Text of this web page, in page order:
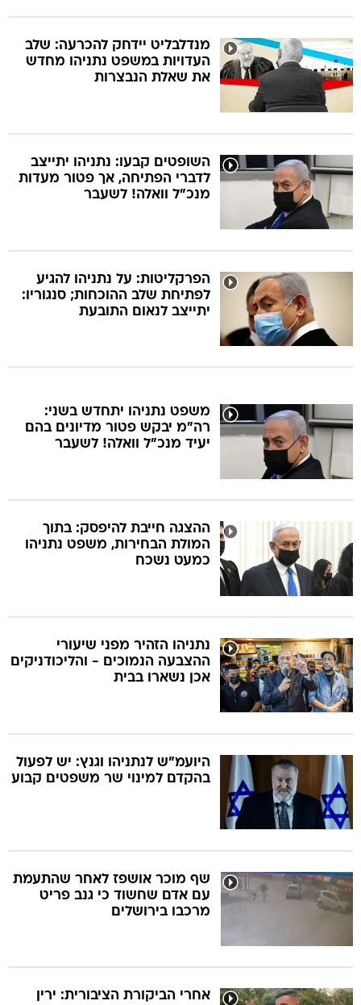
מנדלבליט יידחק להכרעה: שלב
העדויות במשפט נתניהו מחדש
את שאלת הנבצרות
השופטים קבעו: נתניהו יתייצב
לדברי הפתיחה, אך פטור מעדות
מנכ"ל וואלה! לשעבר
הפרקליטות: על נתניהו להגיע
לפתיחת שלב ההוכחות; סנגוריו:
יתייצב לנאום התובעת
משפט נתניהו יתחדש בשני:
רה"מ יבקש פטור מדיונים בהם
יעיד מנכ"ל וואלה! לשעבר
ההצגה חייבת להיפסק: בתוך
המולת הבחירות, משפט נתניהו
כמעט נשכח
נתניהו הזהיר מפני שיעורי
ההצבעה הנמוכים - והליכודניקים
אכן נשארו בבית
היועמ"ש לנתניהו וגנץ: יש לפעול
בהקדם למינוי שר משפטים קבוע
שף מוכר אושפז לאחר שהתעמת
עם אדם שחשוד כי גנב פריט
מרכבו בירושלים
אחרי הביקורת הציבורית: ירין